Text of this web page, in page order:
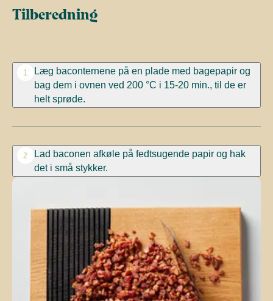
Tilberedning
1
Læg baconternene på en plade med bagepapir og
bag dem i ovnen ved 200 °C i 15-20 min., til de er
helt sprøde.
2
Lad baconen afkøle på fedtsugende papir og hak
det i små stykker.